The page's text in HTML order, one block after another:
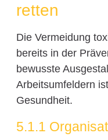
retten
Die Vermeidung
bereits in der
bewusste
Arbeitsumfeldern
Gesundheit.
5.1.1